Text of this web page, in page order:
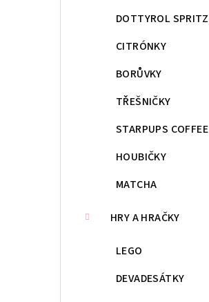
DOTTYROL SPRITZ
CITRÓNKY
BORŮVKY
TŘEŠNIČKY
STARPUPS COFFEE
HOUBIČKY
MATCHA
HRY A HRAČKY
LEGO
DEVADESÁTKY